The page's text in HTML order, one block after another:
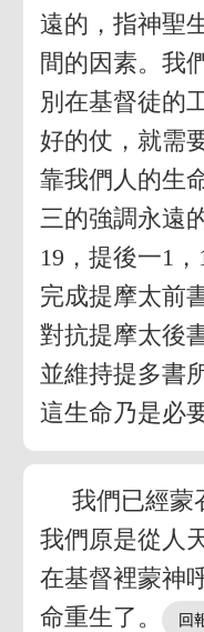
遠的，指神聖
間的因素。我
別在基督徒的
好的仗，就需
靠我們人的生
三的強調永遠
19，提後一1
完成提摩太前
對抗提摩太後
並維持提多書
這生命乃是必
我們已經蒙
我們原是從人
在基督裡蒙神
命重生了。